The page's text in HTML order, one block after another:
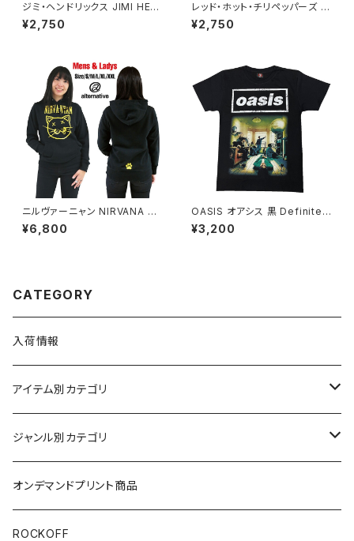
ジミ・ヘンドリックス JIMI HEN
DRIX Voodoo Chile ヴードゥ
ー・チャイル Band of gypsys
JIMI-13
¥2,750
レッド・ホット・チリペッパーズ レ
ッチリ RHCP Red Hot Chili P
eppers Ｔシャツ brw rhcp-1
¥2,750
ニルヴァーニャン NIRVANA ね
こ パーカー おもしろ 動物 パロ
ディ 猫 グッズ ニルバーナ ニル
¥6,800
OASIS オアシス 黒 Definitely
Maybe メンズ レディース ロッ
クＴシャツ バンドＴシャツ Rock
¥3,200
CATEGORY
入荷情報
アイテム別カテゴリ
半袖
ブラック/グレー系
ホワイト
長袖
キッズ
ジャンル別カテゴリ
オリジナルデザイン
スカルファミリー
映画Ｔシャツ
オンデマンドプリント商品
ROCKOFF